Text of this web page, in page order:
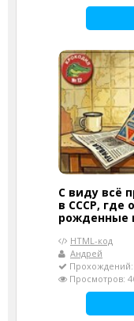
С виду всё
в СССР, где
рожденные
HTML-код
Андрей
Прохождений:
Просмотров: